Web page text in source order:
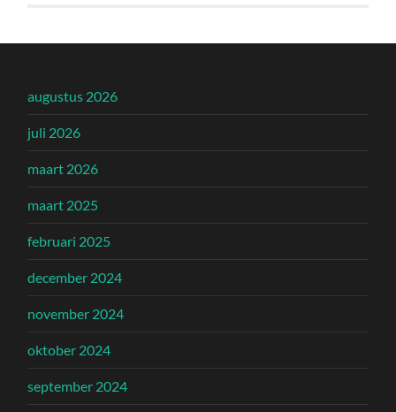
augustus 2026
juli 2026
maart 2026
maart 2025
februari 2025
december 2024
november 2024
oktober 2024
september 2024